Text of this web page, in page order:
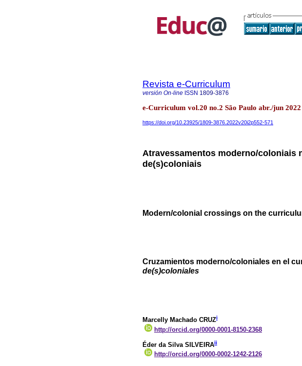
Revista e-Curriculum
versión On-line ISSN 1809-3876
e-Curriculum vol.20 no.2 São Paulo abr./jun
https://doi.org/10.23925/1809-3876.2022v20i2p552-571
Atravessamentos moderno/coloniais
de(s)coloniais
Modern/colonial crossings on the
Cruzamientos moderno/coloniales en el
de(s)coloniales
Marcelly Machado CRUZi
http://orcid.org/0000-0001-8150-2368
Éder da Silva SILVEIRAii
http://orcid.org/0000-0002-1242-2126